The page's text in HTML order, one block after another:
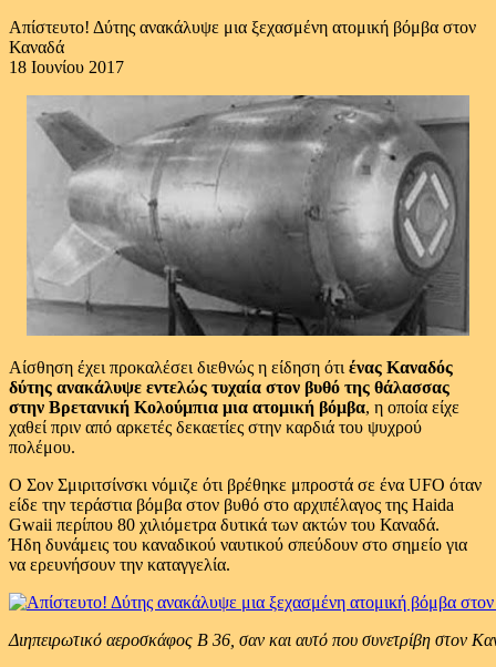
Απίστευτο! Δύτης ανακάλυψε μια ξεχασμένη ατομική βόμβα στον
Καναδά
18 Ιουνίου 2017
Αίσθηση έχει προκαλέσει διεθνώς η είδηση ότι ένας Καναδός
δύτης ανακάλυψε εντελώς τυχαία στον βυθό της θάλασσας
στην Βρετανική Κολούμπια μια ατομική βόμβα, η οποία είχε
χαθεί πριν από αρκετές δεκαετίες στην καρδιά του ψυχρού
πολέμου.
Ο Σον Σμιριτσίνσκι νόμιζε ότι βρέθηκε μπροστά σε ένα UFO όταν
είδε την τεράστια βόμβα στον βυθό στο αρχιπέλαγος της Haida
Gwaii περίπου 80 χιλιόμετρα δυτικά των ακτών του Καναδά.
Ήδη δυνάμεις του καναδικού ναυτικού σπεύδουν στο σημείο για
να ερευνήσουν την καταγγελία.
Διηπειρωτικό αεροσκάφος B 36, σαν και αυτό που συνετρίβη στον